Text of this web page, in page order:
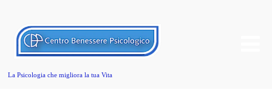
La Psicologia che migliora la tua Vita